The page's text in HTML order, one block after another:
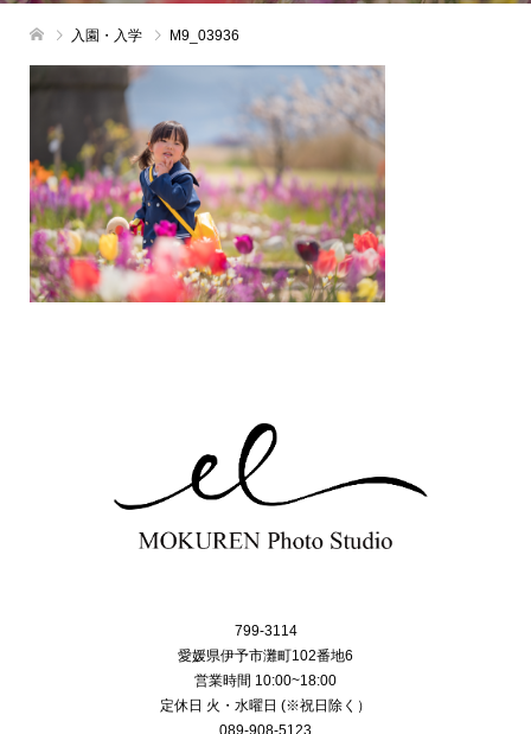
入園・入学 M9_03936
799-3114
愛媛県伊予市灘町102番地6
営業時間 10:00~18:00
定休日 火・水曜日 (※祝日除く）
089-908-5123